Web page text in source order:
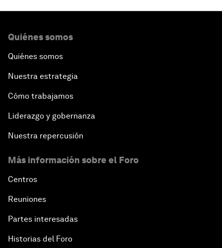
Quiénes somos
Quiénes somos
Nuestra estrategia
Cómo trabajamos
Liderazgo y gobernanza
Nuestra repercusión
Más información sobre el Foro
Centros
Reuniones
Partes interesadas
Historias del Foro